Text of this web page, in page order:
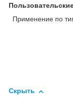
Применение по
Скрыть